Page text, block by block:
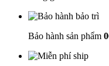
Bảo hành sản phẩm